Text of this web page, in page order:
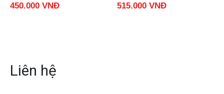
450.000 VNĐ 515.000 VNĐ
Liên hệ